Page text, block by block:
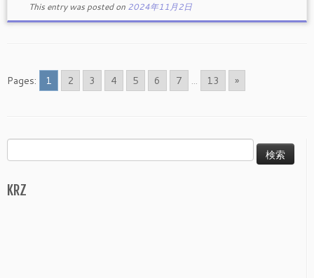
This entry was posted on 2024年11月2日
Pages: 1 2 3 4 5 6 7 ... 13 »
索:
KRZ